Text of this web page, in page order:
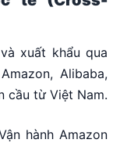
xuất khẩu qua
Alibaba,
cầu từ Việt Nam.
hành Amazon